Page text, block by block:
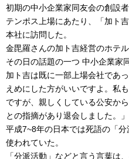
初期の中小企業家同友会の創設
テンポス上場にあたり、「加ト
本社に訪問した。
金毘羅さんの加ト吉経営のホテ
その日の話題の一つ 中小企業家
加ト吉は既に一部上場会社であ
えめにした方がいいですよ。私
ですが、親しくしている公安か
との指摘があり退会しました。
平成7~8年の日本では死語の「
使われていた。
「分派活動」などと言う言葉は